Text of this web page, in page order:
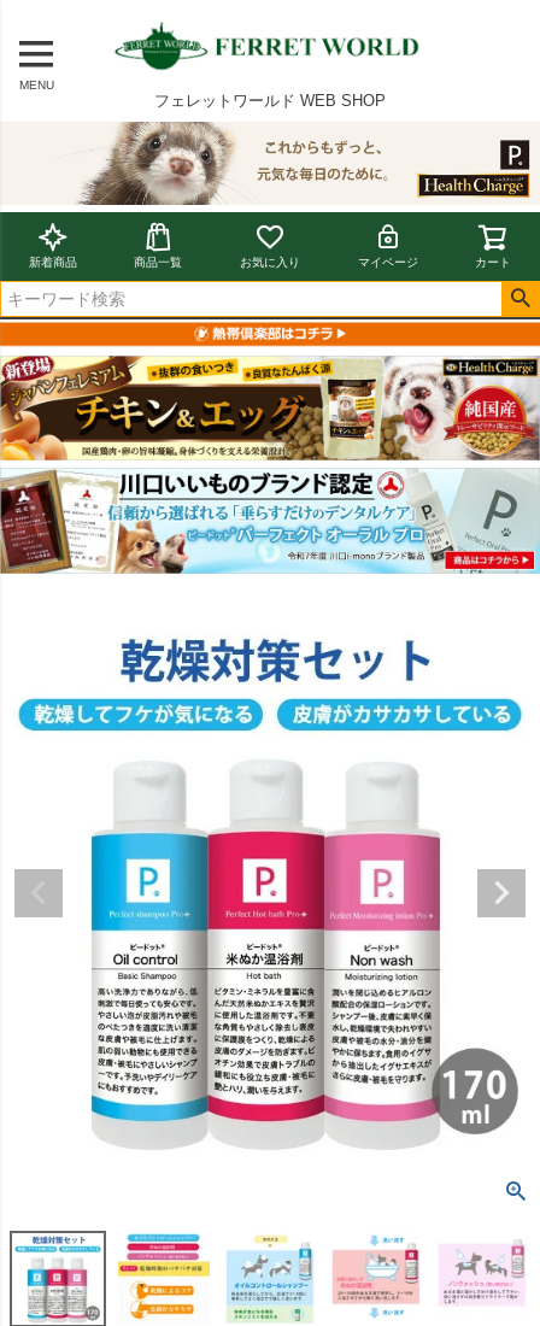
MENU
フェレットワールド WEB SHOP
新着商品 商品一覧 お気に入り マイページ カート